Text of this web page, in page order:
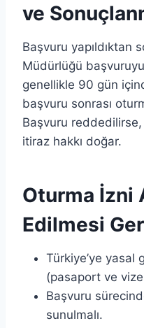
ve
Başvuru yapıldıktan
Müdürlüğü
genellikle 90 gün
başvuru sonrası
Başvuru
itiraz hakkı doğar.
Oturma İzni
Edilmesi
Türkiye’ye yasal
(pasaport ve
Başvuru
sunulmalı.